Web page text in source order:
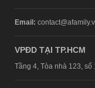
Email:
VPĐD TẠI TP.HCM
Tầng 4, Tòa nhà 123,